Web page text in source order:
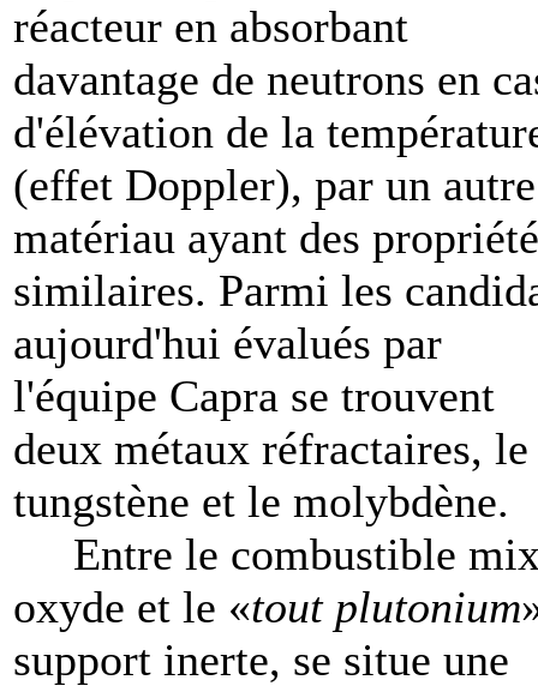
réacteur en absorbant
davantage de neutrons en
d'élévation de la
(effet Doppler), par un autre
matériau ayant des
similaires. Parmi les
aujourd'hui évalués par
l'équipe Capra se trouvent
deux métaux réfractaires, le
tungstène et le molybdène.
Entre le combustible
oxyde et le «tout plutonium
support inerte, se situe une